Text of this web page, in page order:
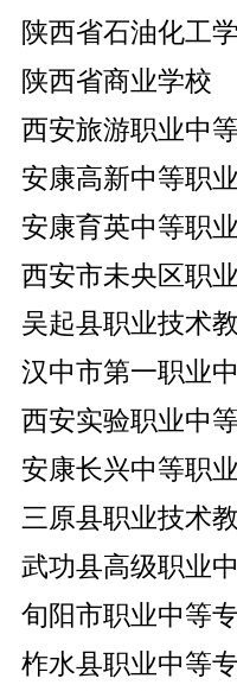
陕西省石油化工
陕西省商业学校
西安旅游职业中
安康高新中等职
安康育英中等职
西安市未央区职
吴起县职业技术
汉中市第一职业
西安实验职业中
安康长兴中等职
三原县职业技术
武功县高级职业
旬阳市职业中等
柞水县职业中等